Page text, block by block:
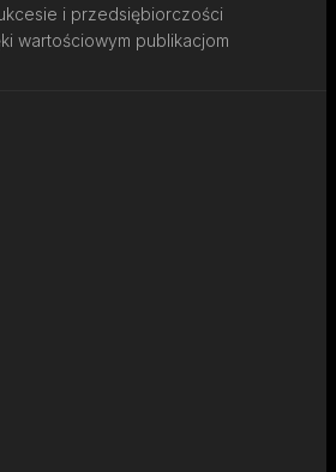
i przedsiębiorczości
wartościowym publikacjom